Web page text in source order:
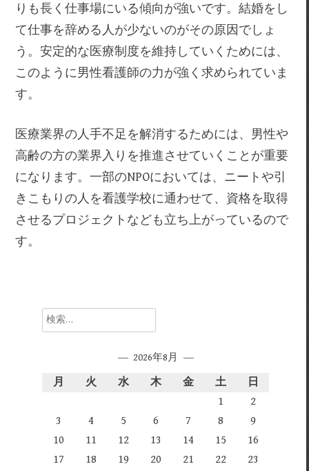
りも長く仕事場にいる傾向が強いです。結婚をし
て仕事を辞める人が少ないのがその原因でしょ
う。安定的な医療制度を維持していくためには、
このように男性看護師の力が強く求められていま
す。
医療業界の人手不足を解消するためには、男性や
高齢の方の業界入りを推進させていくことが重要
になります。一部のNPOにおいては、ニートや引
きこもりの人を看護学校に通わせて、資格を取得
させるプロジェクトなども立ち上がっているので
す。
検
索:
2026年8月
月 火 水 木 金 土
日
1
2
3
4 5 6 7 8
9
10
11 12 13 14 15
16
17
18 19 20 21 22
23